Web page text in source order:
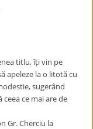
titlu, îți vin pe
apeleze la o litotă cu
sugerând
ce mai are de
Gr. Cherciu la